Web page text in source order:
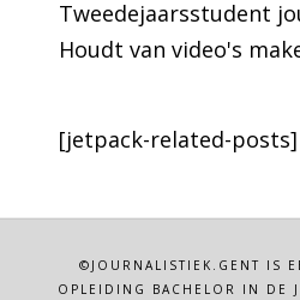
Tweedejaarsstudent
Houdt van video's
[jetpack-related-posts]
©JOURNALISTIEK.GENT IS
OPLEIDING BACHELOR IN DE